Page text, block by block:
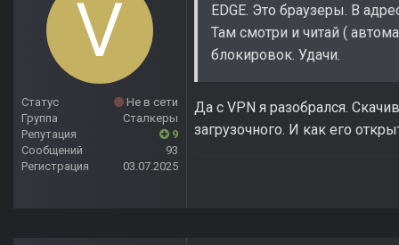
Статус
Не в сети
Группа
Сталкеры
Репутация
9
Сообщений
93
Регистрация
03.07.2025
EDGE. Это браузеры. В
Там смотри и читай (
блокировок. Удачи.
Да с VPN я разобрался.
загрузочного. И как его